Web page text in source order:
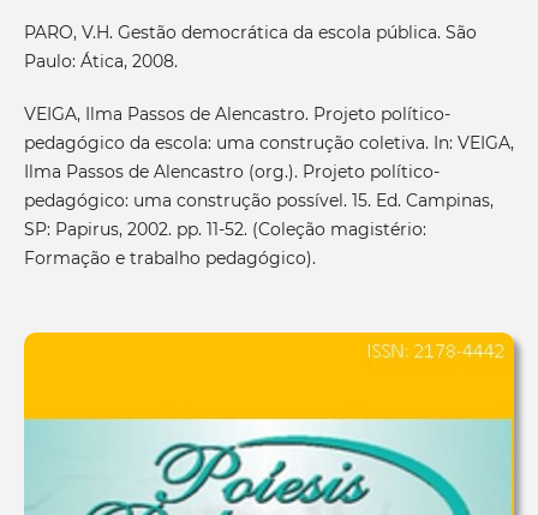
PARO, V.H. Gestão democrática da escola pública. São
Paulo: Ática, 2008.
VEIGA, Ilma Passos de Alencastro. Projeto político-
pedagógico da escola: uma construção coletiva. In: VEIGA,
Ilma Passos de Alencastro (org.). Projeto político-
pedagógico: uma construção possível. 15. Ed. Campinas,
SP: Papirus, 2002. pp. 11-52. (Coleção magistério:
Formação e trabalho pedagógico).